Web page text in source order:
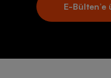
E-Bülten’e